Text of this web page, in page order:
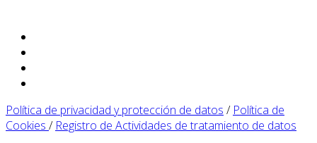
Política de privacidad y protección de datos / Política de
Cookies / Registro de Actividades de tratamiento de datos